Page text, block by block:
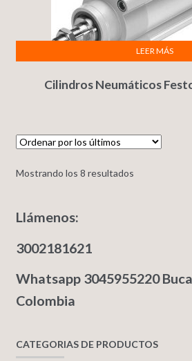
Cilindros Neumáticos
LEER MÁS
Mostrando los 8 resultados
Llámenos:
3002181621
Whatsapp 3045955220
Colombia
CATEGORIAS DE PRODUCTOS